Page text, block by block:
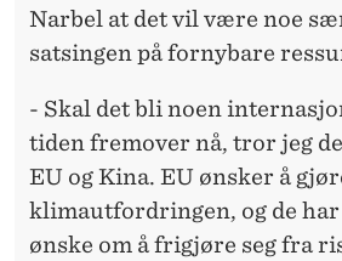
Narbel at det vil være noe
satsingen på fornybare
- Skal det bli noen
tiden fremover nå, tror jeg
EU og Kina. EU ønsker å
klimautfordringen, og de har
ønske om å frigjøre seg fra